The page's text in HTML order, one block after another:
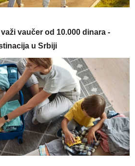
vaučer od 10.000 dinara -
u Srbiji